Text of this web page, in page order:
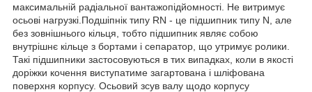
максимальній радіальної вантажопідйомності. Не витримує
осьові нагрузкі.Подшіпнік типу RN - це підшипник типу N, але
без зовнішнього кільця, тобто підшипник являє собою
внутрішнє кільце з бортами і сепаратор, що утримує ролики.
Такі підшипники застосовуються в тих випадках, коли в якості
доріжки кочення виступатиме загартована і шліфована
поверхня корпусу. Осьовий зсув валу щодо корпусу